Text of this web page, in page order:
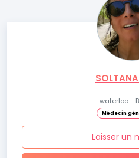
waterloo -
Médecin
Laisser un